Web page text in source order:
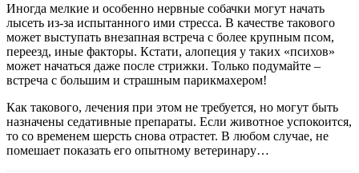
Иногда мелкие и особенно нервные собачки могут начать
лысеть из-за испытанного ими стресса. В качестве такового
может выступать внезапная встреча с более крупным псом,
переезд, иные факторы. Кстати, алопеция у таких «психов»
может начаться даже после стрижки. Только подумайте –
встреча с большим и страшным парикмахером!
Как такового, лечения при этом не требуется, но могут быть
назначены седативные препараты. Если животное успокоится,
то со временем шерсть снова отрастет. В любом случае, не
помешает показать его опытному ветеринару…